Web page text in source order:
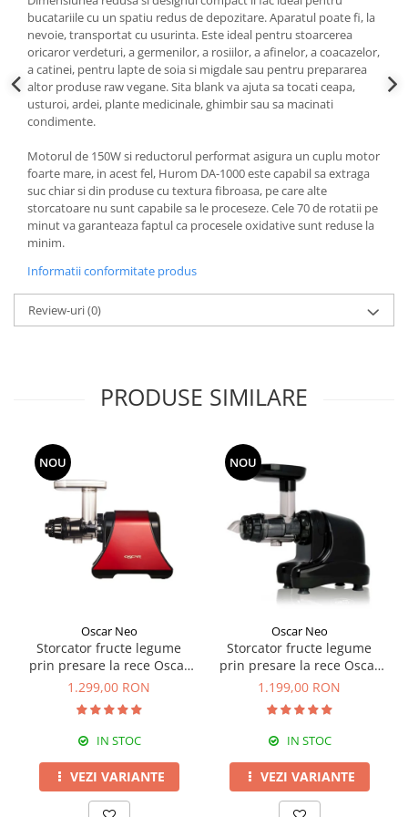
bucatariile cu un spatiu redus de depozitare. Aparatul poate fi, la
nevoie, transportat cu usurinta. Este ideal pentru stoarcerea
oricaror verdeturi, a germenilor, a rosiilor, a afinelor, a coacazelor,
a catinei, pentru lapte de soia si migdale sau pentru prepararea
altor produse raw vegane. Sita blank va ajuta sa tocati ceapa,
usturoi, ardei, plante medicinale, ghimbir sau sa macinati
condimente.
Motorul de 150W si reductorul performat asigura un cuplu motor
foarte mare, in acest fel, Hurom DA-1000 este capabil sa extraga
suc chiar si din produse cu textura fibroasa, pe care alte
storcatoare nu sunt capabile sa le proceseze. Cele 70 de rotatii pe
minut va garanteaza faptul ca procesele oxidative sunt reduse la
minim.
Informatii conformitate produs
Review-uri(0)
PRODUSE SIMILARE
NOU
Oscar Neo
Storcator fructe legume
prin presare la rece Oscar
DA-1200
1.299,00 RON
IN STOC
VEZI VARIANTE
NOU
Oscar Neo
Storcator fructe legume
prin presare la rece Oscar
NEO DA1000
1.199,00 RON
IN STOC
VEZI VARIANTE